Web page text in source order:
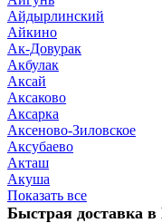
Айдырлинский
Айкино
Ак-Довурак
Акбулак
Аксай
Аксаково
Аксарка
Аксеново-Зиловское
Аксубаево
Акташ
Акуша
Показать все
Быстрая доставка в